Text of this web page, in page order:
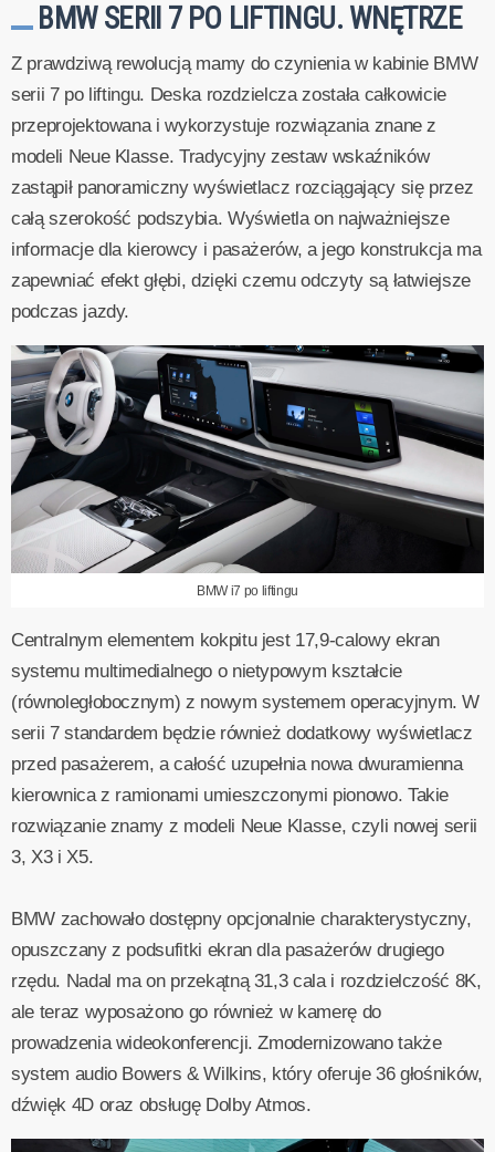
BMW SERII 7 PO LIFTINGU. WNĘTRZE
Z prawdziwą rewolucją mamy do czynienia w kabinie BMW
serii 7 po liftingu. Deska rozdzielcza została całkowicie
przeprojektowana i wykorzystuje rozwiązania znane z
modeli Neue Klasse. Tradycyjny zestaw wskaźników
zastąpił panoramiczny wyświetlacz rozciągający się przez
całą szerokość podszybia. Wyświetla on najważniejsze
informacje dla kierowcy i pasażerów, a jego konstrukcja ma
zapewniać efekt głębi, dzięki czemu odczyty są łatwiejsze
podczas jazdy.
BMW i7 po liftingu
Centralnym elementem kokpitu jest 17,9-calowy ekran
systemu multimedialnego o nietypowym kształcie
(równoległobocznym) z nowym systemem operacyjnym. W
serii 7 standardem będzie również dodatkowy wyświetlacz
przed pasażerem, a całość uzupełnia nowa dwuramienna
kierownica z ramionami umieszczonymi pionowo. Takie
rozwiązanie znamy z modeli Neue Klasse, czyli nowej serii
3, X3 i X5.
BMW zachowało dostępny opcjonalnie charakterystyczny,
opuszczany z podsufitki ekran dla pasażerów drugiego
rzędu. Nadal ma on przekątną 31,3 cala i rozdzielczość 8K,
ale teraz wyposażono go również w kamerę do
prowadzenia wideokonferencji. Zmodernizowano także
system audio Bowers & Wilkins, który oferuje 36 głośników,
dźwięk 4D oraz obsługę Dolby Atmos.